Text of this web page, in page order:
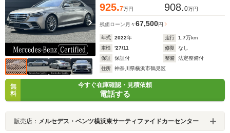
ーセーフティ LED USB
925.7万円 908.0万円
残価ローン 月々67,500円
年式 2022年 走行 1.7万km
車検
'27/11 修復
なし
保証
保証付 整備
法定整備付
住所
神奈川県横浜市鶴見区
無
料
今すぐ在庫確認・見積依頼
電話する
販売店： メルセデス・ベンツ横浜東サーティファイドカーセンター